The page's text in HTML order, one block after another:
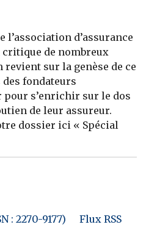
l’association d’assurance
critique de nombreux
sur la genèse de ce
fondateurs
pour s’enrichir sur le dos
de leur assureur.
dossier ici « Spécial
: 2270-9177)
Flux RSS